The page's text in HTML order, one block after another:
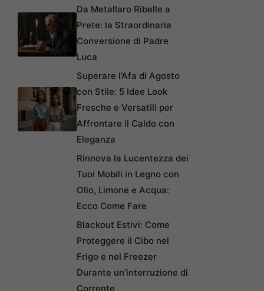
Da Metallaro Ribelle a
Prete: la Straordinaria
Conversione di Padre
Luca
Superare l’Afa di Agosto
con Stile: 5 Idee Look
Fresche e Versatili per
Affrontare il Caldo con
Eleganza
Rinnova la Lucentezza dei
Tuoi Mobili in Legno con
Olio, Limone e Acqua:
Ecco Come Fare
Blackout Estivi: Come
Proteggere il Cibo nel
Frigo e nel Freezer
Durante un’interruzione di
Corrente